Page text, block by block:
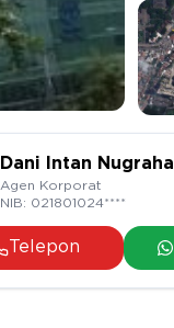
Dani Intan Nugraha
Agen Korporat
NIB: 021801024****
Telepon